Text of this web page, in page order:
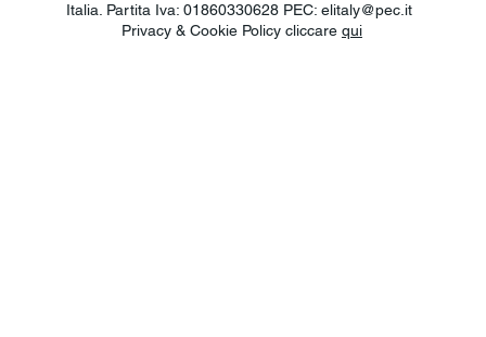
Italia. Partita Iva: 01860330628 PEC:elitaly@pec.it
Privacy & Cookie Policy cliccare qui